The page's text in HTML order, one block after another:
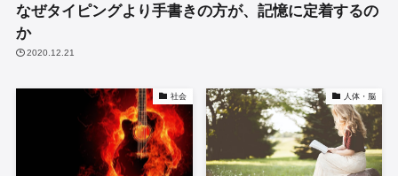
なぜタイピングより手書きの方が、記憶に定着するの
か
2020.12.21
社会 人体・脳